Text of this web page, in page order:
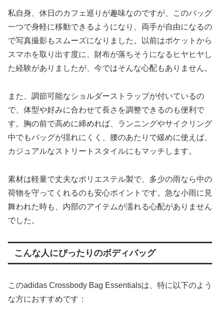
私自身、休日のカフェ巡りが趣味なのですが、このバッグ
一つで身軽に移動できるようになり、両手が自由になるの
で写真撮影もスムーズになりました。以前はポケットから
スマホを取り出す度に、財布が落ちそうになるヒヤヒヤし
た経験がありましたが、今ではそんな心配もありません。
また、調節可能なショルダーストラップが付いているの
で、体型や好みに合わせて長さを調整できるのも便利で
す。胸の前で高めに締めれば、ランニングやサイクリング
中でもバッグが揺れにくく、腰のあたりで緩めに使えば、
カジュアルなストリートスタイルにもマッチします。
素材は軽量で丈夫なポリエステル製で、多少の雨なら中の
荷物を守ってくれるのも安心ポイントです。急な小雨に見
舞われた時も、内部のアイテムが濡れる心配がありません
でした。
こんな人にぴったりのボディバッグ
このadidas Crossbody Bag Essentialsは、特に以下のよう
な方におすすめです：